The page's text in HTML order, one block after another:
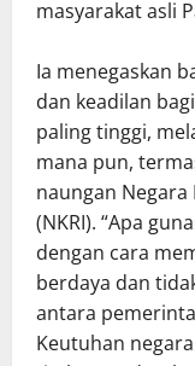
masyarakat asli
Ia menegaskan
dan keadilan
paling tinggi,
mana pun,
naungan Negara
(NKRI). “Apa
dengan cara
berdaya dan
antara
Keutuhan